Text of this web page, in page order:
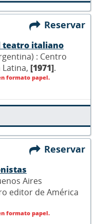
Reservar
teatro italiano
: Centro
[1971].
formato papel.
Reservar
Aires
editor de América
formato papel.